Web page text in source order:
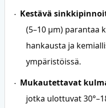
· Kestävä
(5–10 μm) parantaa
hankausta ja
ympäristöissä.
· Mukautettavat
jotka ulottuvat